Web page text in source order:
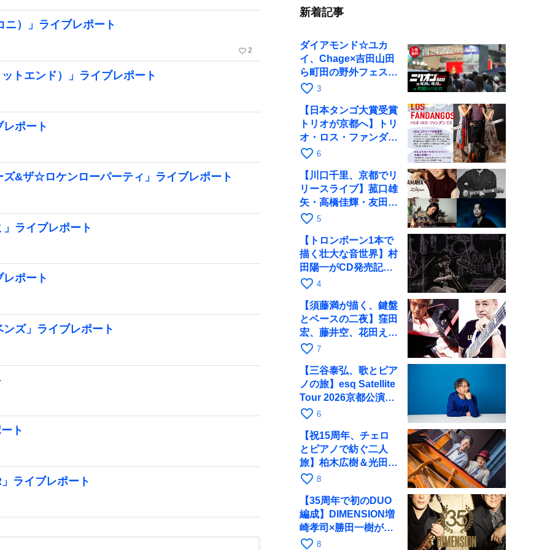
）」ライブレポート
favorite_border 2
トエンド）」ライブレポート
ポート
&ザ☆ロケンローパーティ」ライブレポート
ライブレポート
ポート
ズ」ライブレポート
ト
ライブレポート
新着記事
ダイアモンド☆ユカ
イ、Chage×吉田山田
ら町田の野外フェスに
出演
favorite_border 3
【日本タンゴ大賞受賞
トリオが京都へ】トリ
オ・ロス・ファンダン
ゴスが10月9日にRAG
favorite_border 6
【川口千里、京都でリ
リースライブ】菰口雄
矢・高橋佳輝・友田ジ
ュンと9月28日にRAG
favorite_border 5
【トロンボーン1本で
描く壮大な音世界】村
田陽一がCD発売記念
ツアーで9月4日に京
favorite_border 4
【須藤満が描く、鍵盤
とベースの二夜】窪田
宏、藤井空、花田えみ
と京都RAGで共演
favorite_border 7
【三谷泰弘、歌とピア
ノの旅】esq Satellite
Tour 2026京都公演を
10月に開催
favorite_border 6
【祝15周年、チェロ
とピアノで紡ぐ二人
旅】柏木広樹＆光田健
一が11月12日に京都
favorite_border 8
【35周年で初のDUO
編成】DIMENSION増
崎孝司×勝田一樹が10
月11日に京都RAGへ
favorite_border 8